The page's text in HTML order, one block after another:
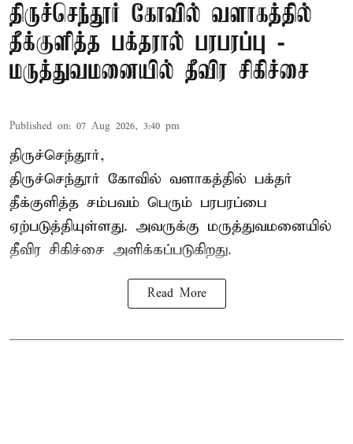
திருச்செந்தூர் கோவில் வளாகத்தில்
தீக்குளித்த பக்தரால் பரபரப்பு -
மருத்துவமனையில் தீவிர சிகிச்சை
Published on: 07 Aug 2026, 3:40 pm
திருச்செந்தூர்,
திருச்செந்தூர் கோவில் வளாகத்தில் பக்தர்
தீக்குளித்த சம்பவம் பெரும் பரபரப்பை
ஏற்படுத்தியுள்ளது. அவருக்கு மருத்துவமனையில்
தீவிர சிகிச்சை அளிக்கப்படுகிறது.
Read More